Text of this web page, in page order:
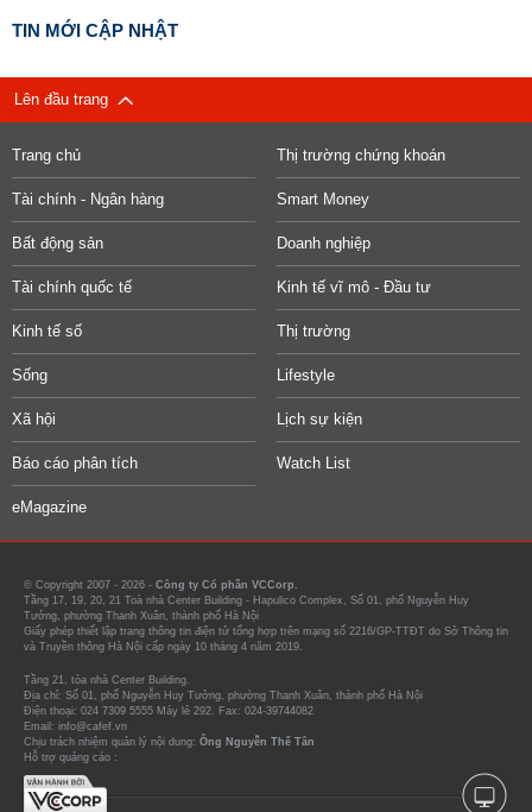
TIN MỚI CẬP NHẬT
Lên đầu trang
Trang chủ Thị trường chứng khoán
Tài chính - Ngân hàng Smart Money
Bất động sản Doanh nghiệp
Tài chính quốc tế Kinh tế vĩ mô - Đầu tư
Kinh tế số Thị trường
Sống Lifestyle
Xã hội Lịch sự kiện
Báo cáo phân tích Watch List
eMagazine
© Copyright 2007 - 2026 - Công ty Cổ phần VCCorp.
Tầng 17, 19, 20, 21 Toà nhà Center Building - Hapulico Complex, Số 01, phố Nguyễn Huy
Tưởng, phường Thanh Xuân, thành phố Hà Nội
Giấy phép thiết lập trang thông tin điện tử tổng hợp trên mạng số 2216/GP-TTĐT do Sở Thông tin
và Truyền thông Hà Nội cấp ngày 10 tháng 4 năm 2019.
Tầng 21, tòa nhà Center Building.
Địa chỉ: Số 01, phố Nguyễn Huy Tưởng, phường Thanh Xuân, thành phố Hà Nội
Điện thoại: 024 7309 5555 Máy lẻ 292. Fax: 024-39744082
Email: info@cafef.vn
Chịu trách nhiệm quản lý nội dung: Ông Nguyễn Thế Tân
Hỗ trợ quảng cáo :